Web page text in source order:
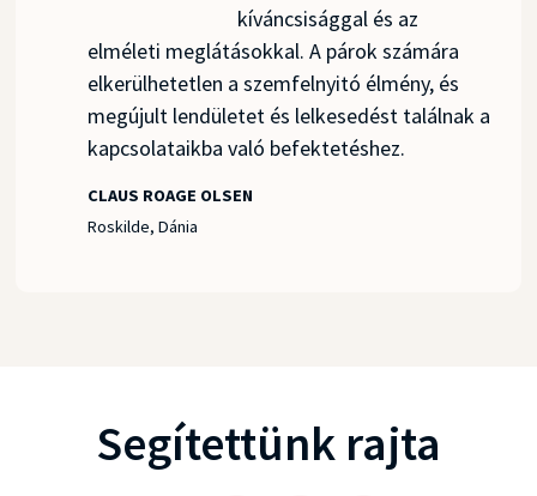
kíváncsisággal és az
elméleti meglátásokkal. A párok számára
elkerülhetetlen a szemfelnyitó élmény, és
megújult lendületet és lelkesedést találnak a
kapcsolataikba való befektetéshez.
CLAUS ROAGE OLSEN
Roskilde, Dánia
Segítettünk rajta